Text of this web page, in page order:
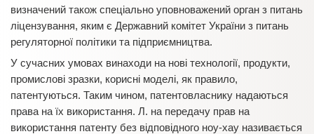
визначений також спеціально уповноважений орган з питань
ліцензування, яким є Державний комітет України з питань
регуляторної політики та підприємництва.
У сучасних умовах винаходи на нові технології, продукти,
промислові зразки, корисні моделі, як правило,
патентуються. Таким чином, патентовласнику надаються
права на їх використання. Л. на передачу прав на
використання патенту без відповідного ноу-хау називається